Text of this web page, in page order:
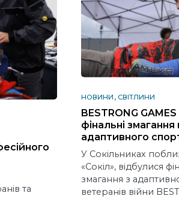
та
НОВИНИ СВІТЛИНИ
BESTRONG
фінальні змагання
адаптивного
У Сокільниках
«Сокіл», відбулися
змагання з
ветеранів війни